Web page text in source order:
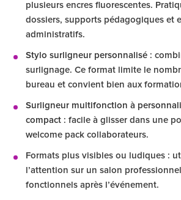
plusieurs encres fluorescentes.
dossiers, supports pédagogiques et
administratifs.
Stylo surligneur personnalisé :
surlignage. Ce format limite le
bureau et convient bien aux
Surligneur multifonction à
compact : facile à glisser dans une
welcome pack collaborateurs.
Formats plus visibles ou ludiques :
l’attention sur un salon
fonctionnels après l’événement.